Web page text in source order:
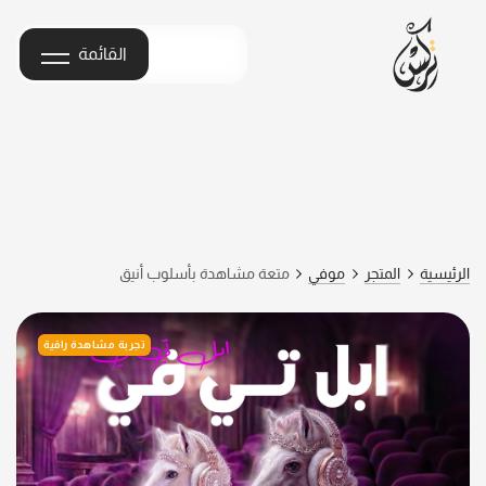
القائمة
الرئيسية المتجر موفي متعة مشاهدة بأسلوب أنيق
تجربة مشاهدة راقية